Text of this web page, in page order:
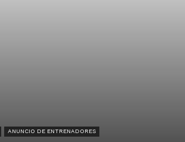
ANUNCIO DE ENTRENADORES